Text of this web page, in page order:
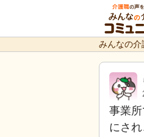
みんなの介
事業
にさ